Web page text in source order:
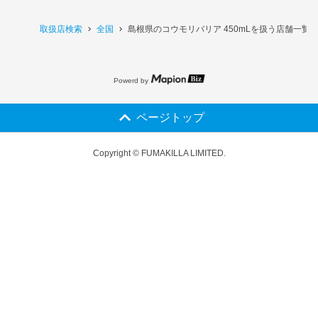
取扱店検索 全国 島根県のコウモリバリア 450mLを扱う店舗一覧
Powerd by
ページトップ
Copyright © FUMAKILLA LIMITED.